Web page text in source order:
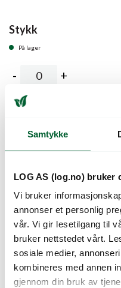
Samtykke
LOG AS (log.no) bruker
Vi bruker
annonser et personlig
vår. Vi gir lesetilgang til
bruker nettstedet vårt.
sosiale medier,
kombineres med annen
gjennom din bruk av
Stykk
På lager
Har du et kundeforhold
Beskrivelse
Mini redskapsett med tre
spade og en rake.
Alle redskapene har
Krombelegget med
med belte.